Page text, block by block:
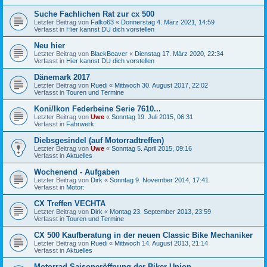
Suche Fachlichen Rat zur cx 500
Letzter Beitrag von Falko63 « Donnerstag 4. März 2021, 14:59
Verfasst in Hier kannst DU dich vorstellen
Neu hier
Letzter Beitrag von BlackBeaver « Dienstag 17. März 2020, 22:34
Verfasst in Hier kannst DU dich vorstellen
Dänemark 2017
Letzter Beitrag von Ruedi « Mittwoch 30. August 2017, 22:02
Verfasst in Touren und Termine
Koni/Ikon Federbeine Serie 7610...
Letzter Beitrag von Uwe « Sonntag 19. Juli 2015, 06:31
Verfasst in Fahrwerk:
Diebsgesindel (auf Motorradtreffen)
Letzter Beitrag von Uwe « Sonntag 5. April 2015, 09:16
Verfasst in Aktuelles
Wochenend - Aufgaben
Letzter Beitrag von Dirk « Sonntag 9. November 2014, 17:41
Verfasst in Motor:
CX Treffen VECHTA
Letzter Beitrag von Dirk « Montag 23. September 2013, 23:59
Verfasst in Touren und Termine
CX 500 Kaufberatung in der neuen Classic Bike Mechaniker
Letzter Beitrag von Ruedi « Mittwoch 14. August 2013, 21:14
Verfasst in Aktuelles